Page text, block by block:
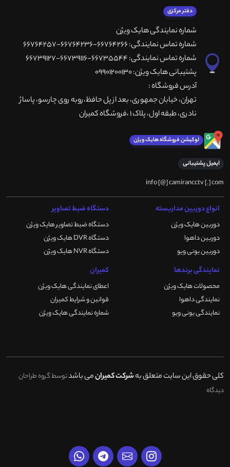
دفتر مرکزی
شماره نمایندگی هایک ویژن
شماره تماس نمایندگی: 66764266-66764236-66764257
شماره تماس نمایندگی: 66735544-66739116-66739127
پشتیبانی هایک ویژن: 09901200130
آدرس فروشگاه :
تهران، خيابان جمهوری، بعد از پل حافظ،روبه روی چارسو، پاساژ
نادری، طبقه اول، پلاک 1 ،فروشگاه کمیران
لوکیشن فروشگاه هایک ویژن
ایمیل پشتیبانی
info [@] camirancctv [.] com
انواع دوربین مداربسته
دوربین هایک ویژن
دوربین داهوا
دوربین یونی ویو
دستگاه ضبط تصاویر
دستگاه ضبط تصاویر هایک ویژن
دستگاه DVR هایک ویژن
دستگاه NVR هایک ویژن
نمایندگی برندها
محصولات هایک ویژن
نمایندگی داهوا
نمایندگی یونی ویو
کمیران
اعطای نمایندگی هایک ویژن
قوانین و شرایط کمیران
شماره نمایندگی هایک ویژن
کلی حقوق این سایت متعلق بهشرکت کمیرانمی باشدتوسط گروه طراحان
دیدگاه